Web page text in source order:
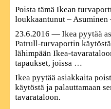
Poista tämä Ikean
loukkaantunut – Asuminen
23.6.2016 — Ikea pyytää
Patrull-turvaportin
lähimpään Ikea-
tapaukset, joissa …
Ikea pyytää asiakkaita
käytöstä ja palauttamaan
tavarataloon.